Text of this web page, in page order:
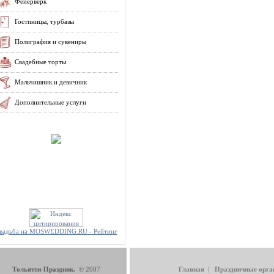
Гостиницы, турбазы
Полиграфия и сувениры
Свадебные торты
Мальчишник и девичник
Дополнительные услуги
на MOSWEDDING.RU - Рейтинг
Тольятти-Праздник. © 2007 Главная| Праздничные